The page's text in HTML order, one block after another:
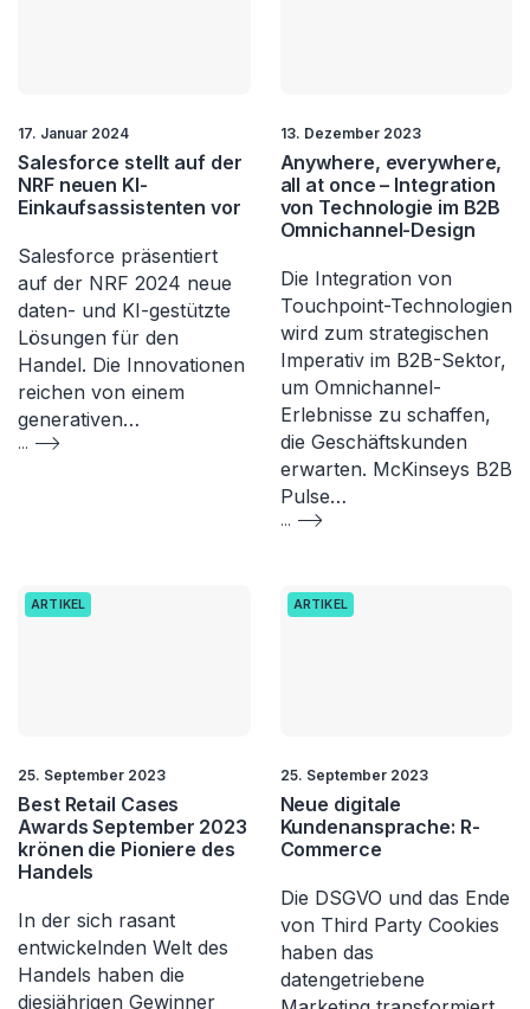
17. Januar 2024
Salesforce stellt auf der
NRF neuen KI-
Einkaufsassistenten vor
Salesforce präsentiert
auf der NRF 2024 neue
daten- und KI-gestützte
Lösungen für den
Handel. Die Innovationen
reichen von einem
generativen…
...
13. Dezember 2023
Anywhere, everywhere,
all at once – Integration
von Technologie im B2B
Omnichannel-Design
Die Integration von
Touchpoint-Technologien
wird zum strategischen
Imperativ im B2B-Sektor,
um Omnichannel-
Erlebnisse zu schaffen,
die Geschäftskunden
erwarten. McKinseys B2B
Pulse…
...
ARTIKEL
25. September 2023
Best Retail Cases
Awards September 2023
krönen die Pioniere des
Handels
In der sich rasant
entwickelnden Welt des
Handels haben die
diesjährigen Gewinner
ARTIKEL
25. September 2023
Neue digitale
Kundenansprache: R-
Commerce
Die DSGVO und das Ende
von Third Party Cookies
haben das
datengetriebene